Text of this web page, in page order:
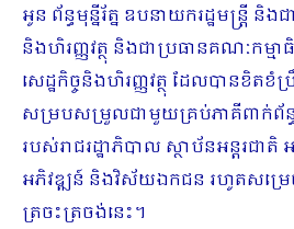
អូន ព័ន្ធមុន្នីរ័ត្ន ឧបនាយករដ្ឋមន្រ្តី និងជ
និងហិរញ្ញវត្ថុ និងជាប្រធានគណៈកម្
សេដ្ឋកិច្ចនិងហិរញ្ញវត្ថុ ដែលបានខិតខំ
សម្របសម្រួលជាមួយគ្រប់ភាគីពាក់ព័ន្
របស់រាជរដ្ឋាភិបាល ស្ថាប័នអន្តរជា
អភិវឌ្ឍន៍ និងវិស័យឯកជន រហូតសម្រ
ត្រចះត្រចង់នេះ។